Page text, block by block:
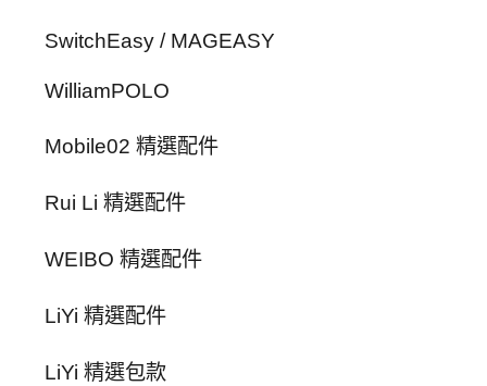
SwitchEasy / MAGEASY
WilliamPOLO
Mobile02 精選配件
Rui Li 精選配件
WEIBO 精選配件
LiYi 精選配件
LiYi 精選包款